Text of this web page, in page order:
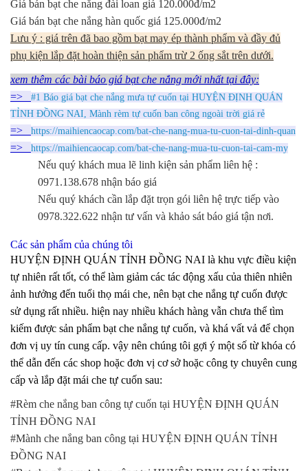
Giá bán bạt che nắng đài loan giá 120.000đ/m2
Giá bán bạt che nắng hàn quốc giá 125.000đ/m2
Lưu ý : giá trên đã bao gồm bạt may ép thành phẩm và đầy đủ
phụ kiện lắp đặt hoàn thiện sản phẩm trừ 2 ống sắt trên dưới.
xem thêm các bài báo giá bạt che nắng mới nhất tại đây:
=> #1 Báo giá bạt che nắng mưa tự cuốn tại HUYỆN ĐỊNH QUÁN
TỈNH ĐỒNG NAI, Mành rèm tự cuốn ban công ngoài trời giá rẻ
=> https://maihiencaocap.com/bat-che-nang-mua-tu-cuon-tai-dinh-quan
=> https://maihiencaocap.com/bat-che-nang-mua-tu-cuon-tai-cam-my
Nếu quý khách mua lẽ linh kiện sản phẩm liên hệ :
0971.138.678 nhận báo giá
Nếu quý khách cần lắp đặt trọn gói liên hệ trực tiếp vào
0978.322.622 nhận tư vấn và khảo sát báo giá tận nơi.
Các sản phẩm của chúng tôi
HUYỆN ĐỊNH QUÁN TỈNH ĐỒNG NAI là khu vực điều kiện
tự nhiên rất tốt, có thể làm giảm các tác động xấu của thiên nhiên
ảnh hưởng đến tuổi thọ mái che, nên bạt che nắng tự cuốn được
sử dụng rất nhiều. hiện nay nhiều khách hàng vẫn chưa thể tìm
kiếm được sản phẩm bạt che nắng tự cuốn, và khá vất vả để chọn
đơn vị uy tín cung cấp. vậy nên chúng tôi gợi ý một số từ khóa có
thể dẫn đến các shop hoặc đơn vị cơ sở hoặc công ty chuyên cung
cấp và lắp đặt mái che tự cuốn sau:
#Rèm che nắng ban công tự cuốn tại HUYỆN ĐỊNH QUÁN
TỈNH ĐỒNG NAI
#Mành che nắng ban công tại HUYỆN ĐỊNH QUÁN TỈNH
ĐỒNG NAI